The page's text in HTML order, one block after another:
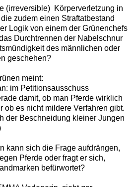
(irreversible) Körperverletzung in
zudem einen Straftatbestand
Logik von einem der Grünenchefs
Durchtrennen der Nabelschnur
des männlichen oder
geschehen?
meint:
im Petitionsausschuss
damit, ob man Pferde wirklich
ob es nicht mildere Verfahren gibt.
der Beschneidung kleiner Jungen
kann sich die Frage aufdrängen,
Pferde oder fragt er sich,
befürwortet?